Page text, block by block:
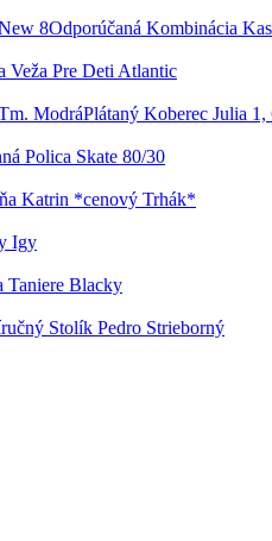
Odporúčaná Kombinácia
Veža Pre Deti Atlantic
Plátaný Koberec Julia
Polica Skate 80/30
Katrin *cenový Trhák*
Igy
Taniere Blacky
Stolík Pedro Strieborný